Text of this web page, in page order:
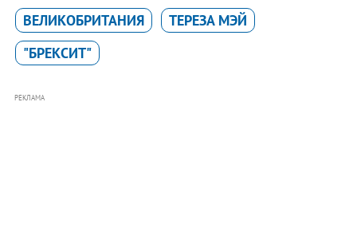
ВЕЛИКОБРИТАНИЯ
ТЕРЕЗА МЭЙ
"БРЕКСИТ"
РЕКЛАМА